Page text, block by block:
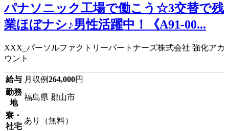
パナソニック工場で働こう☆3交替で残
業ほぼナシ♪男性活躍中！《A91-00...
XXX_パーソルファクトリーパートナーズ株式会社 強化アカ
ウント
給与 月収例264,000円
勤務
地
福島県 郡山市
寮・
社宅
あり（無料）